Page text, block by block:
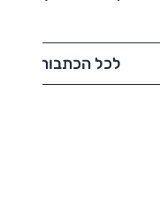
לכל הכתבות